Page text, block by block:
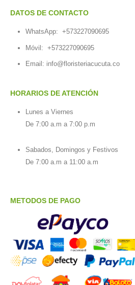
DATOS DE CONTACTO
WhatsApp: +573227090695
Móvil: +573227090695
Email: info@floristeriacucuta.co
HORARIOS DE ATENCIÓN
Lunes a Viernes
De 7:00 a.m a 7:00 p.m
Sabados, Domingos y Festivos
De 7:00 a.m a 11:00 a.m
METODOS DE PAGO